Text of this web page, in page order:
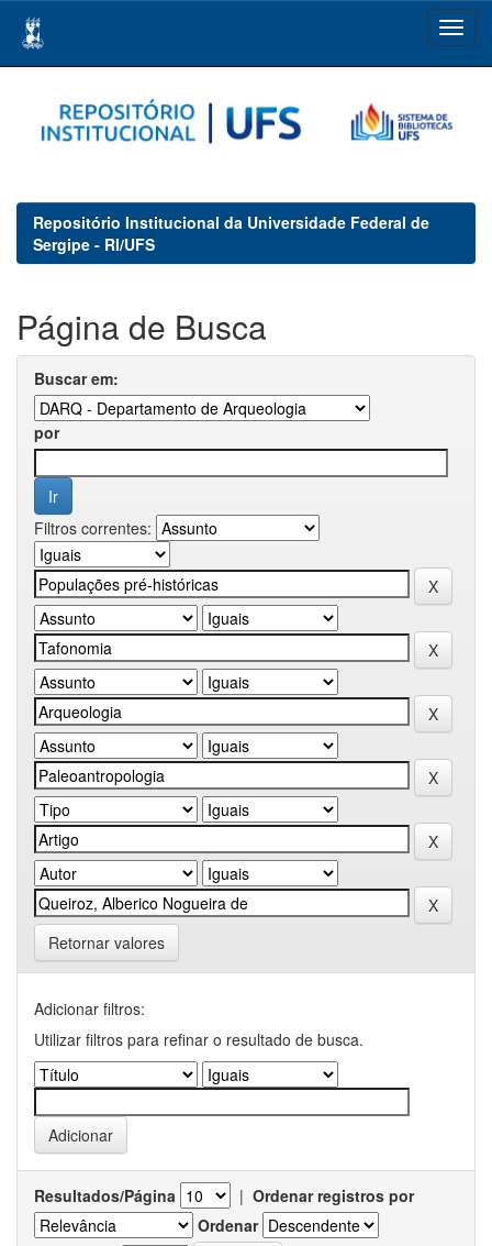
navigation
Repositório Institucional da Universidade Federal de
Sergipe - RI/UFS
Página de Busca
Buscar em:
por
Filtros correntes:
Retornar valores
Adicionar filtros:
Utilizar filtros para refinar o resultado de busca.
Resultados/Página | Ordenar registros por
Ordenar